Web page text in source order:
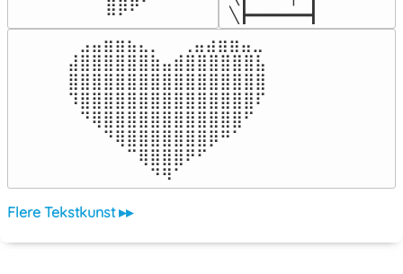
⠀⠀⠀⠀⠀⠀⠀⠀⣿⡿⠟⠁⠀⠀⠀
╲┣━━━━━━┫﻿
⠀⣠⣤⣶⣶⣦⣄⡀  ⠀⢀⣤⣴⣶⣶⣤⣀⠀
⣼⣿⣿⣿⣿⣿⣿⣷⣤⣾⣿⣿⣿⣿⣿⣿⣧
⣿⣿⣿⣿⣿⣿⣿⣿⣿⣿⣿⣿⣿⣿⣿⣿⣿
⠹⣿⣿⣿⣿⣿⣿⣿⣿⣿⣿⣿⣿⣿⣿⣿⠏
⠀⠙⢿⣿⣿⣿⣿⣿⣿⣿⣿⣿⣿⣿⣿⠋⠀
⠀⠀⠀⠙⢿⣿⣿⣿⣿⣿⣿⣿⡿⠛⠁⠀⠀
⠀⠀⠀⠀⠀⠉⢿⣿⣿⣿⠟⠋⠀⠀⠀⠀⠀
⠀⠀⠀⠀⠀⠀⠀⠙⠻⠁⠀⠀⠀⠀⠀⠀⠀⠀⠀⠀⠀⠀⠀
Flere Tekstkunst ▸▸